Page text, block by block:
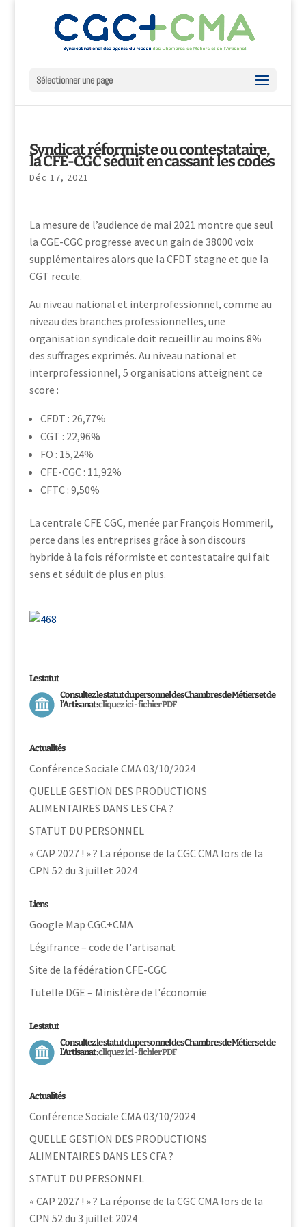
Sélectionner une page
Syndicat réformiste ou contestataire,
la CFE-CGC séduit en cassant les codes
Déc 17, 2021
La mesure de l’audience de mai 2021 montre que seul
la CGE-CGC progresse avec un gain de 38000 voix
supplémentaires alors que la CFDT stagne et que la
CGT recule.
Au niveau national et interprofessionnel, comme au
niveau des branches professionnelles, une
organisation syndicale doit recueillir au moins 8%
des suffrages exprimés. Au niveau national et
interprofessionnel, 5 organisations atteignent ce
score :
CFDT : 26,77%
CGT : 22,96%
FO : 15,24%
CFE-CGC : 11,92%
CFTC : 9,50%
La centrale CFE CGC, menée par François Hommeril,
perce dans les entreprises grâce à son discours
hybride à la fois réformiste et contestataire qui fait
sens et séduit de plus en plus.
Le statut
Consultez le statut du personnel des Chambres de Métiers et de
l’Artisanat :cliquez ici - fichier PDF
Actualités
Conférence Sociale CMA 03/10/2024
QUELLE GESTION DES PRODUCTIONS
ALIMENTAIRES DANS LES CFA ?
STATUT DU PERSONNEL
« CAP 2027 ! » ? La réponse de la CGC CMA lors de la
CPN 52 du 3 juillet 2024
Liens
Google Map CGC+CMA
Légifrance – code de l'artisanat
Site de la fédération CFE-CGC
Tutelle DGE – Ministère de l'économie
Le statut
Consultez le statut du personnel des Chambres de Métiers et de
l’Artisanat :cliquez ici - fichier PDF
Actualités
Conférence Sociale CMA 03/10/2024
QUELLE GESTION DES PRODUCTIONS
ALIMENTAIRES DANS LES CFA ?
STATUT DU PERSONNEL
« CAP 2027 ! » ? La réponse de la CGC CMA lors de la
CPN 52 du 3 juillet 2024